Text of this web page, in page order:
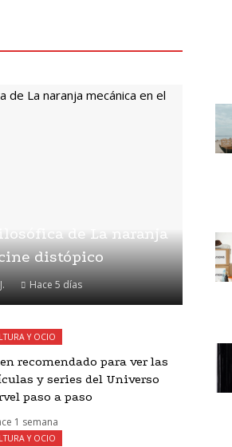
de La naranja
distópico
Hace 5 días
Y OCIO
recomendado para ver las
y series del Universo
paso a paso
1 semana
Y OCIO